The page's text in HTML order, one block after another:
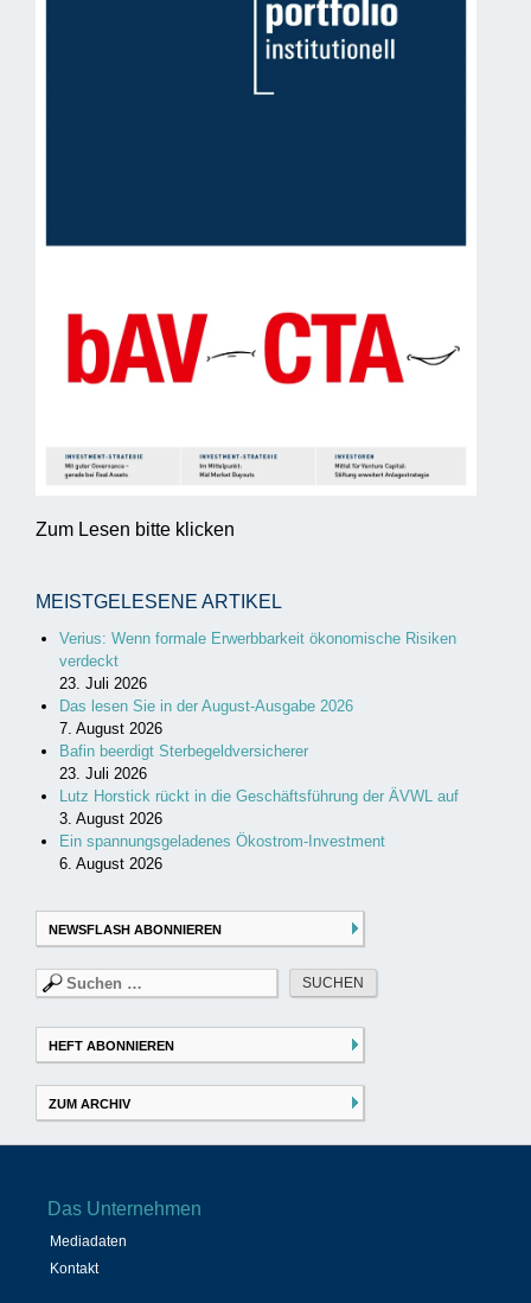
Zum Lesen bitte klicken
MEISTGELESENE ARTIKEL
Verius: Wenn formale Erwerbbarkeit ökonomische Risiken
verdeckt
23. Juli 2026
Das lesen Sie in der August-Ausgabe 2026
7. August 2026
Bafin beerdigt Sterbegeldversicherer
23. Juli 2026
Lutz Horstick rückt in die Geschäftsführung der ÄVWL auf
3. August 2026
Ein spannungsgeladenes Ökostrom-Investment
6. August 2026
NEWSFLASH ABONNIEREN
Suchen
nach:
HEFT ABONNIEREN
ZUM ARCHIV
Das Unternehmen
Mediadaten
Kontakt